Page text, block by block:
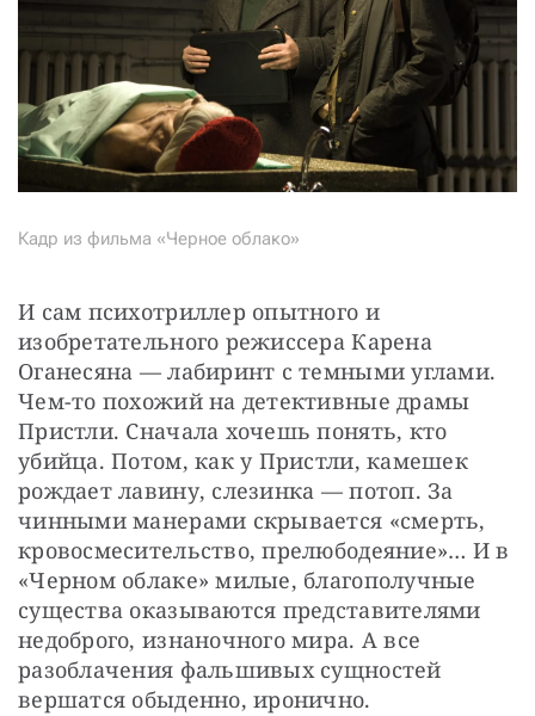
Кадр из фильма «Черное облако»
И сам психотриллер опытного и
изобретательного режиссера Карена
Оганесяна — лабиринт с темными углами.
Чем-то похожий на детективные драмы
Пристли. Сначала хочешь понять, кто
убийца. Потом, как у Пристли, камешек
рождает лавину, слезинка — потоп. За
чинными манерами скрывается «смерть,
кровосмесительство, прелюбодеяние»… И в
«Черном облаке» милые, благополучные
существа оказываются представителями
недоброго, изнаночного мира. А все
разоблачения фальшивых сущностей
вершатся обыденно, иронично.